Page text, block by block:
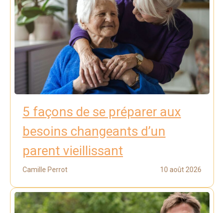
5 façons de se préparer aux
besoins changeants d’un
parent vieillissant
Camille Perrot 10 août 2026